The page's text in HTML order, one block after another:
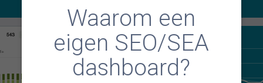
Waarom een
eigen SEO/SEA
dashboard?